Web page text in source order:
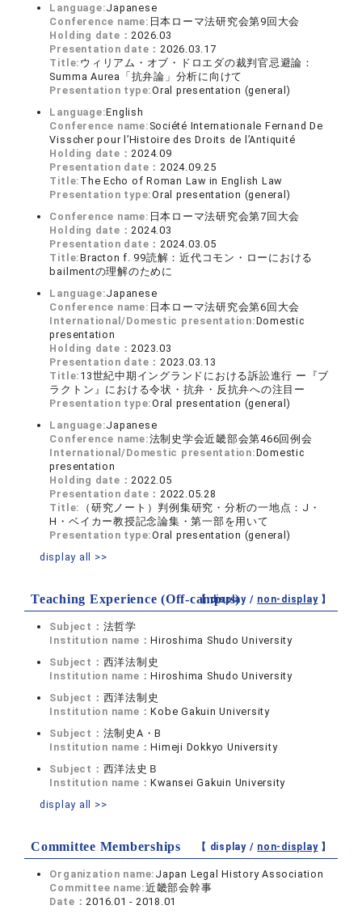
Language:Japanese
Conference name: 日本ローマ法研究会第9回大会
Holding date： 2026.03
Presentation date： 2026.03.17
Title: ウィリアム・オブ・ドロエダの裁判官忌避論：
Summa Aurea「抗弁論」分析に向けて
Presentation type:Oral presentation (general)
Language:English
Conference name: Société Internationale Fernand De
Visscher pour l’Histoire des Droits de l’Antiquité
Holding date： 2024.09
Presentation date： 2024.09.25
Title: The Echo of Roman Law in English Law
Presentation type:Oral presentation (general)
Conference name: 日本ローマ法研究会第7回大会
Holding date： 2024.03
Presentation date： 2024.03.05
Title:Bracton f. 99読解：近代コモン・ローにおける
bailmentの理解のために
Language:Japanese
Conference name: 日本ローマ法研究会第6回大会
International/Domestic presentation:Domestic
presentation
Holding date： 2023.03
Presentation date： 2023.03.13
Title: 13世紀中期イングランドにおける訴訟進行 ー『ブ
ラクトン』における令状・抗弁・反抗弁への注目ー
Presentation type:Oral presentation (general)
Language:Japanese
Conference name:法制史学会近畿部会第466回例会
International/Domestic presentation:Domestic
presentation
Holding date： 2022.05
Presentation date： 2022.05.28
Title:
（研究ノート）判例集研究・分析の一地点：J・
H・ベイカー教授記念論集・第一部を用いて
Presentation type:Oral presentation (general)
display all >>
Teaching Experience (Off-campus)
【 display / non-display】
Subject： 法哲学
Institution name：Hiroshima Shudo University
Subject： 西洋法制史
Institution name：Hiroshima Shudo University
Subject： 西洋法制史
Institution name：Kobe Gakuin University
Subject： 法制史A・B
Institution name：Himeji Dokkyo University
Subject： 西洋法史Ｂ
Institution name：Kwansei Gakuin University
display all >>
Committee Memberships 【 display / non-display】
Organization name: Japan Legal History Association
Committee name:近畿部会幹事
Date： 2016.01 - 2018.01